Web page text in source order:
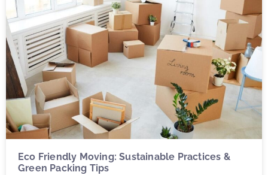
Eco Friendly Moving: Sustainable Practices &
Green Packing Tips